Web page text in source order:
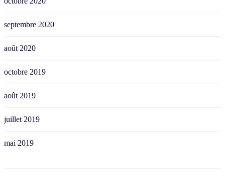
septembre 2020
août 2020
octobre 2019
août 2019
juillet 2019
mai 2019